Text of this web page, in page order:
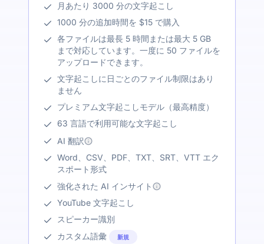
月あたり 3000 分の文字起こし
1000 分の追加時間を $15 で購入
各ファイルは最長 5 時間または最大 5 GB
まで対応しています。一度に 50 ファイルを
アップロードできます。
文字起こしに日ごとのファイル制限はあり
ません
プレミアム文字起こしモデル（最高精度）
63 言語で利用可能な文字起こし
AI 翻訳
Word、CSV、PDF、TXT、SRT、VTT エク
スポート形式
強化された AI インサイト
YouTube 文字起こし
スピーカー識別
カスタム語彙
新規